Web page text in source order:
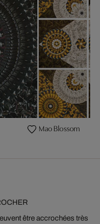
Mao Blossom
être accrochées très